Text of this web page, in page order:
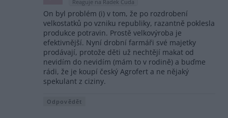
Reaguje na Radek Čuda
On byl problém (i) v tom, že po rozdrobení
velkostatků po vzniku republiky, razantně poklesla
produkce potravin. Prostě velkovýroba je
efektivnější. Nyní drobní farmáři své majetky
prodávají, protože děti už nechtějí makat od
nevidím do nevidím (mám to v rodině) a buďme
rádi, že je koupí český Agrofert a ne nějaký
spekulant z ciziny.
Odpovědět